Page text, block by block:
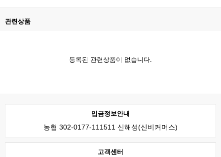
관련상품
등록된 관련상품이 없습니다.
입금정보안내
농협 302-0177-111511 신해성(신비커머스)
고객센터